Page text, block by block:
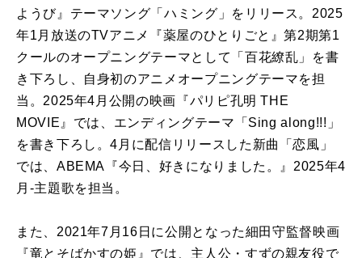
ようび』テーマソング「ハミング」をリリース。 2025
年1 月放送のTVアニメ『薬屋のひとりごと』第2期第1
クールのオープニングテーマとして「百花繚乱」を書
き下ろし、自身初のアニメオープニングテーマを担
当。 2025年4 月公開の映画『パリピ孔明 THE
MOVIE 』では、エンディングテーマ「 Sing along!!! 」
を書き下ろし。4 月に配信リリースした 新曲
「恋風」
では、 ABEMA 『今日、好きになりました。』 2025年4
月 -主題歌を担当。
また、 2021年7 月 16 日に公開となった細田守監督映画
『竜とそばかすの姫』では、主人公・すずの親友役で